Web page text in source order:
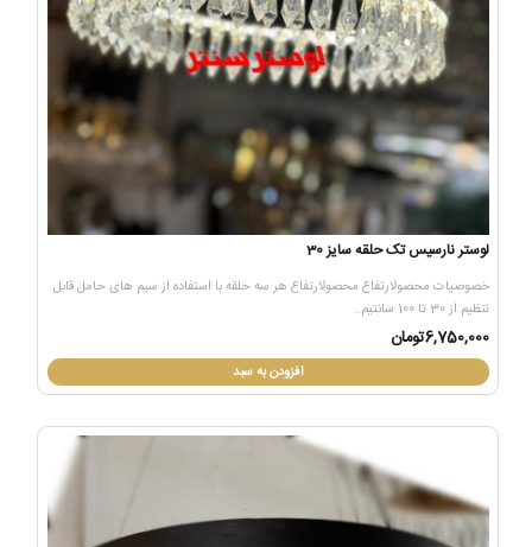
لوستر نارسیس تک حلقه سایز 30
خصوصیات محصولارتفاع محصولارتفاع هر سه حلقه با استفاده از سیم های حامل قابل
تنظیم از 30 تا 100 سانتیم..
6,750,000تومان
افزودن به سبد